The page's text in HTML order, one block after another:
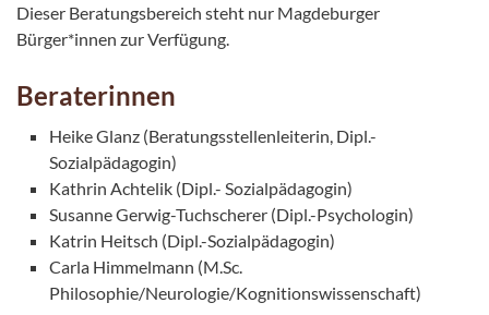
Dieser Beratungsbereich steht nur Magdeburger
Bürger*innen zur Verfügung.
Beraterinnen
Heike Glanz (Beratungsstellenleiterin, Dipl.-
Sozialpädagogin)
Kathrin Achtelik (Dipl.- Sozialpädagogin)
Susanne Gerwig-Tuchscherer (Dipl.-Psychologin)
Katrin Heitsch (Dipl.-Sozialpädagogin)
Carla Himmelmann (M.Sc.
Philosophie/Neurologie/Kognitionswissenschaft)